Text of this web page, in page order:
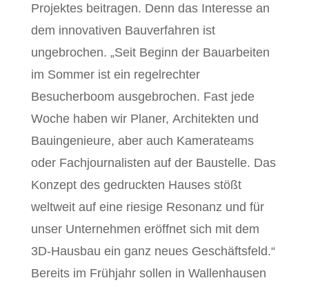
Projektes beitragen. Denn das Interesse an
dem innovativen Bauverfahren ist
ungebrochen. „Seit Beginn der Bauarbeiten
im Sommer ist ein regelrechter
Besucherboom ausgebrochen. Fast jede
Woche haben wir Planer, Architekten und
Bauingenieure, aber auch Kamerateams
oder Fachjournalisten auf der Baustelle. Das
Konzept des gedruckten Hauses stößt
weltweit auf eine riesige Resonanz und für
unser Unternehmen eröffnet sich mit dem
3D-Hausbau ein ganz neues Geschäftsfeld.“
Bereits im Frühjahr sollen in Wallenhausen